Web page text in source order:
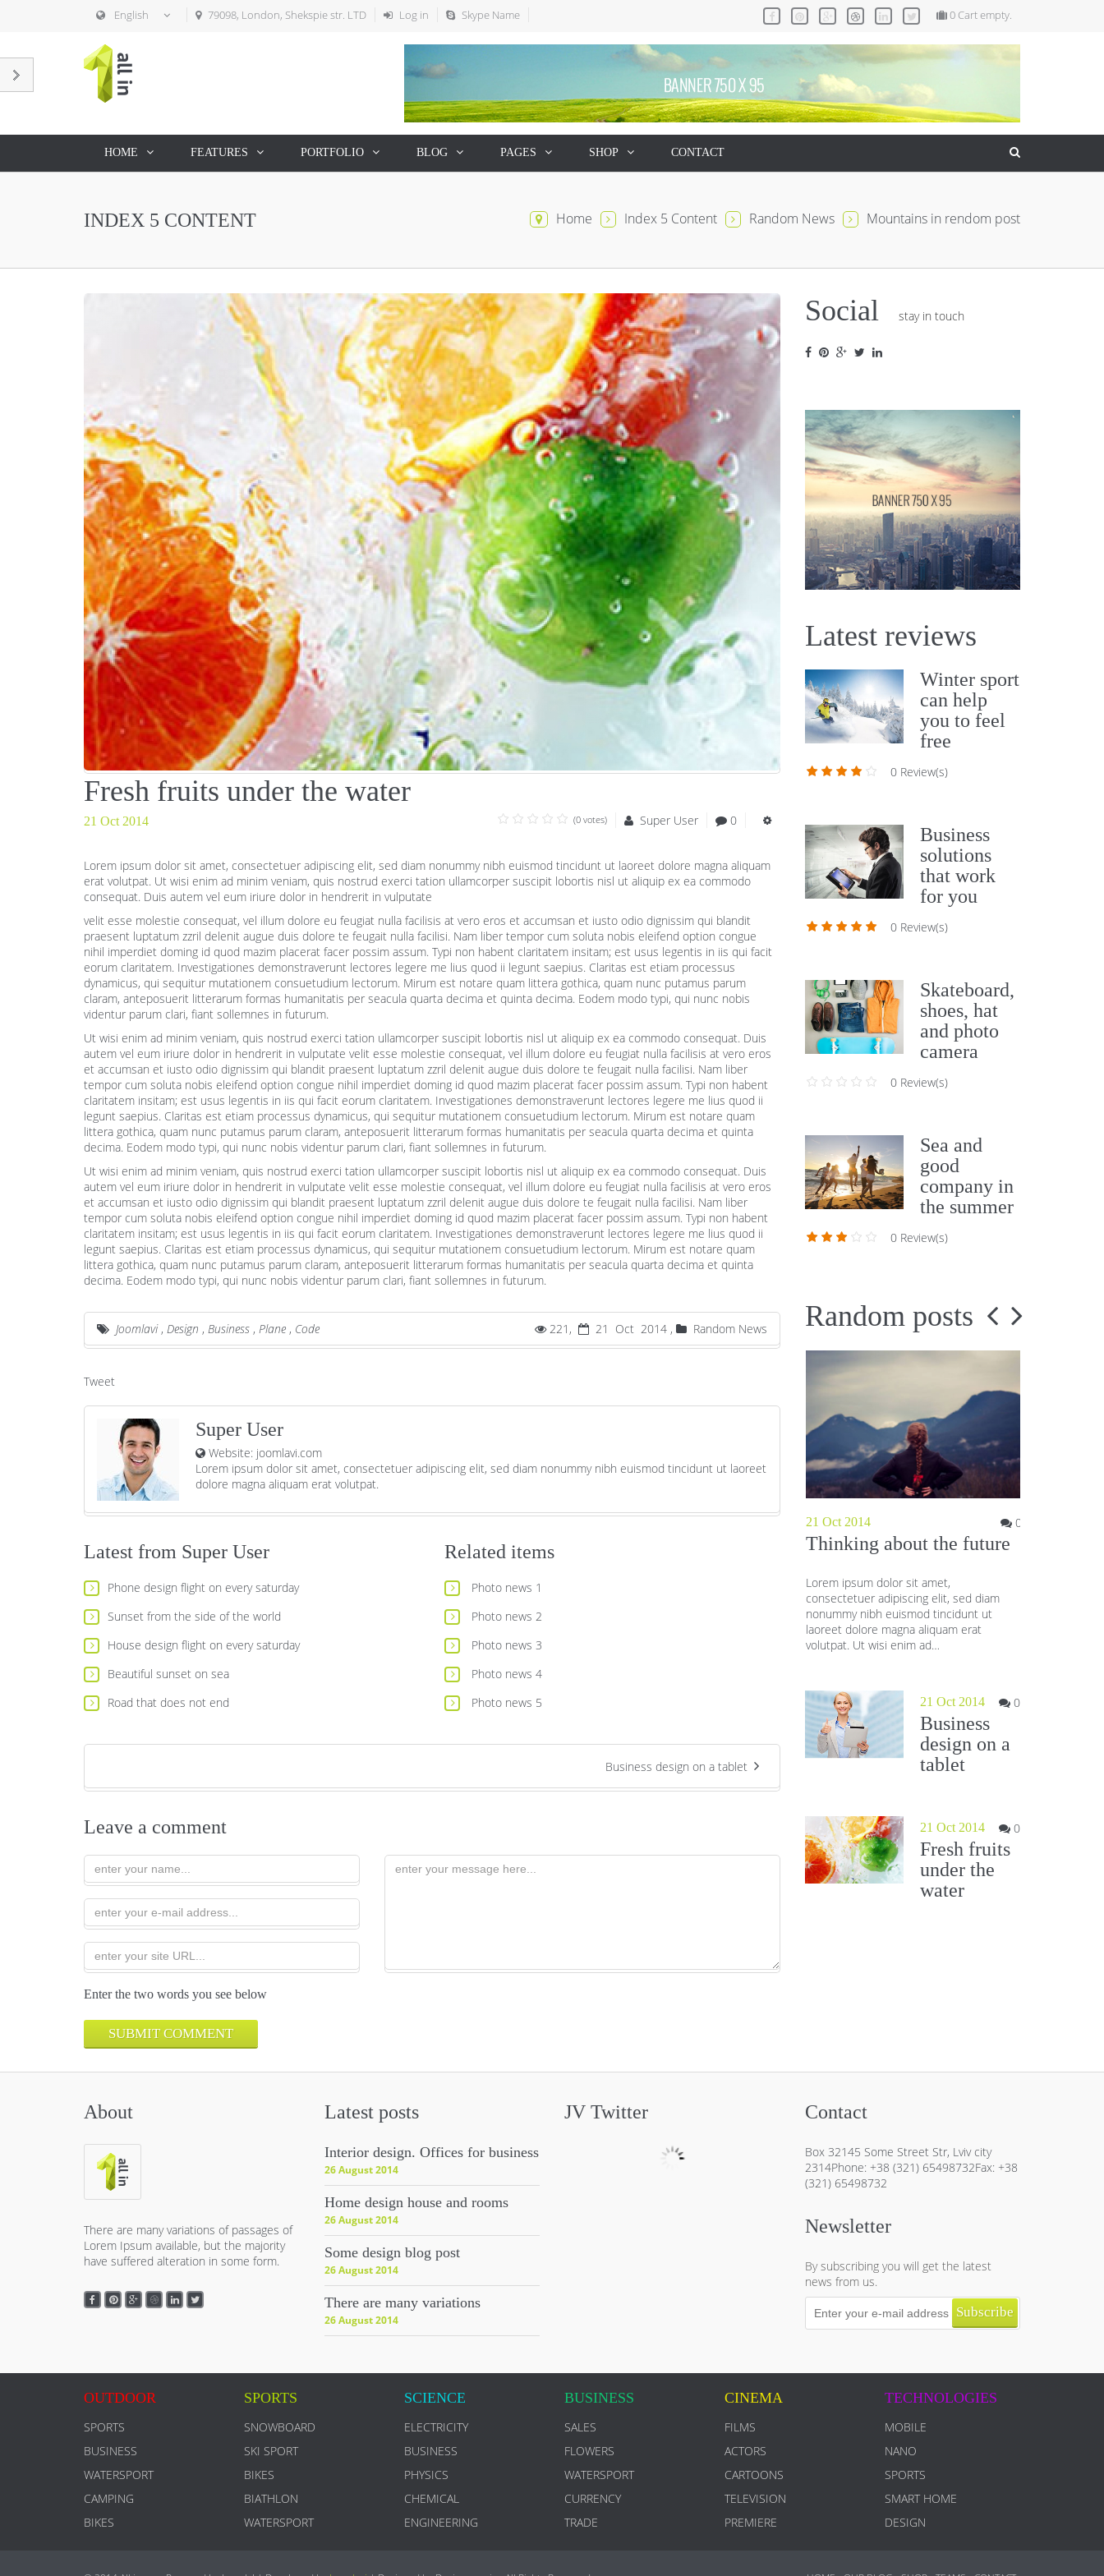
English 79098, London, Shekspie str. LTD Log in Skype Name 0 Cart empty.
HOME FEATURES PORTFOLIO BLOG PAGES SHOP CONTACT
Home Index 5 Content Random News Mountains in rendom post
INDEX 5 CONTENT
Fresh fruits under the water
21 Oct 2014 0
Super User
(0 votes)
Lorem ipsum dolor sit amet, consectetuer adipiscing elit, sed diam nonummy nibh euismod tincidunt ut laoreet dolore magna aliquam
erat volutpat. Ut wisi enim ad minim veniam, quis nostrud exerci tation ullamcorper suscipit lobortis nisl ut aliquip ex ea commodo
consequat. Duis autem vel eum iriure dolor in hendrerit in vulputate
velit esse molestie consequat, vel illum dolore eu feugiat nulla facilisis at vero eros et accumsan et iusto odio dignissim qui blandit
praesent luptatum zzril delenit augue duis dolore te feugait nulla facilisi. Nam liber tempor cum soluta nobis eleifend option congue
nihil imperdiet doming id quod mazim placerat facer possim assum. Typi non habent claritatem insitam; est usus legentis in iis qui facit
eorum claritatem. Investigationes demonstraverunt lectores legere me lius quod ii legunt saepius. Claritas est etiam processus
dynamicus, qui sequitur mutationem consuetudium lectorum. Mirum est notare quam littera gothica, quam nunc putamus parum
claram, anteposuerit litterarum formas humanitatis per seacula quarta decima et quinta decima. Eodem modo typi, qui nunc nobis
videntur parum clari, fiant sollemnes in futurum.
Ut wisi enim ad minim veniam, quis nostrud exerci tation ullamcorper suscipit lobortis nisl ut aliquip ex ea commodo consequat. Duis
autem vel eum iriure dolor in hendrerit in vulputate velit esse molestie consequat, vel illum dolore eu feugiat nulla facilisis at vero eros
et accumsan et iusto odio dignissim qui blandit praesent luptatum zzril delenit augue duis dolore te feugait nulla facilisi. Nam liber
tempor cum soluta nobis eleifend option congue nihil imperdiet doming id quod mazim placerat facer possim assum. Typi non habent
claritatem insitam; est usus legentis in iis qui facit eorum claritatem. Investigationes demonstraverunt lectores legere me lius quod ii
legunt saepius. Claritas est etiam processus dynamicus, qui sequitur mutationem consuetudium lectorum. Mirum est notare quam
littera gothica, quam nunc putamus parum claram, anteposuerit litterarum formas humanitatis per seacula quarta decima et quinta
decima. Eodem modo typi, qui nunc nobis videntur parum clari, fiant sollemnes in futurum.
Ut wisi enim ad minim veniam, quis nostrud exerci tation ullamcorper suscipit lobortis nisl ut aliquip ex ea commodo consequat. Duis
autem vel eum iriure dolor in hendrerit in vulputate velit esse molestie consequat, vel illum dolore eu feugiat nulla facilisis at vero eros
et accumsan et iusto odio dignissim qui blandit praesent luptatum zzril delenit augue duis dolore te feugait nulla facilisi. Nam liber
tempor cum soluta nobis eleifend option congue nihil imperdiet doming id quod mazim placerat facer possim assum. Typi non habent
claritatem insitam; est usus legentis in iis qui facit eorum claritatem. Investigationes demonstraverunt lectores legere me lius quod ii
legunt saepius. Claritas est etiam processus dynamicus, qui sequitur mutationem consuetudium lectorum. Mirum est notare quam
littera gothica, quam nunc putamus parum claram, anteposuerit litterarum formas humanitatis per seacula quarta decima et quinta
decima. Eodem modo typi, qui nunc nobis videntur parum clari, fiant sollemnes in futurum.
Joomlavi, Design , Business , Plane , Code 221, 21 Oct 2014 , Random News
Tweet
Super User
Website: joomlavi.com
Lorem ipsum dolor sit amet, consectetuer adipiscing elit, sed diam nonummy nibh euismod tincidunt ut laoreet
dolore magna aliquam erat volutpat.
Latest from Super User
Phone design flight on every saturday
Sunset from the side of the world
House design flight on every saturday
Beautiful sunset on sea
Road that does not end
Related items
Photo news 1
Photo news 2
Photo news 3
Photo news 4
Photo news 5
Business design on a tablet
Leave a comment
Enter the two words you see below
Social stay in touch
Latest reviews
Winter sport
can help
you to feel
free
0 Review(s)
Business
solutions
that work
for you
0 Review(s)
Skateboard,
shoes, hat
and photo
camera
0 Review(s)
Sea and
good
company in
the summer
0 Review(s)
Random posts
0
21 Oct 2014
Thinking about the future
Lorem ipsum dolor sit amet,
consectetuer adipiscing elit, sed diam
nonummy nibh euismod tincidunt ut
laoreet dolore magna aliquam erat
volutpat. Ut wisi enim ad…
0
21 Oct 2014
Business
design on a
tablet
0
21 Oct 2014
Fresh fruits
under the
water
About
There are many variations of passages of
Lorem Ipsum available, but the majority
have suffered alteration in some form.
Latest posts
Interior design. Offices for business
26 August 2014
Home design house and rooms
26 August 2014
Some design blog post
26 August 2014
There are many variations
26 August 2014
JV Twitter Contact
Box 32145 Some Street Str, Lviv city
2314Phone: +38 (321) 65498732Fax: +38
(321) 65498732
Newsletter
By subscribing you will get the latest
news from us.
Subscribe
OUTDOOR
SPORTS
BUSINESS
WATERSPORT
CAMPING
BIKES
SPORTS
SNOWBOARD
SKI SPORT
BIKES
BIATHLON
WATERSPORT
SCIENCE
ELECTRICITY
BUSINESS
PHYSICS
CHEMICAL
ENGINEERING
BUSINESS
SALES
FLOWERS
WATERSPORT
CURRENCY
TRADE
CINEMA
FILMS
ACTORS
CARTOONS
TELEVISION
PREMIERE
TECHNOLOGIES
MOBILE
NANO
SPORTS
SMART HOME
DESIGN